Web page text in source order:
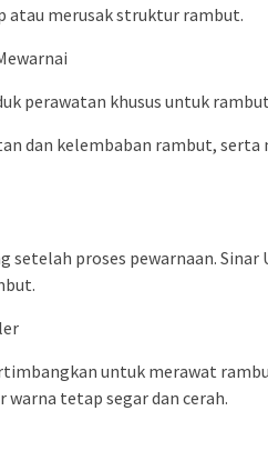
atau merusak struktur rambut.
perawatan khusus untuk
dan kelembaban rambut, serta
proses pewarnaan. Sinar
untuk merawat
tetap segar dan cerah.